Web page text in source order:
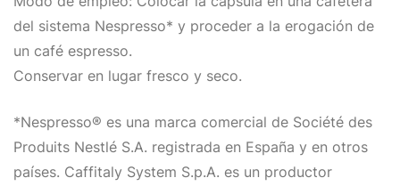
del sistema Nespresso* y proceder a la erogación de
un café espresso.
Conservar en lugar fresco y seco.
*Nespresso® es una marca comercial de Société des
Produits Nestlé S.A. registrada en España y en otros
países. Caffitaly System S.p.A. es un productor